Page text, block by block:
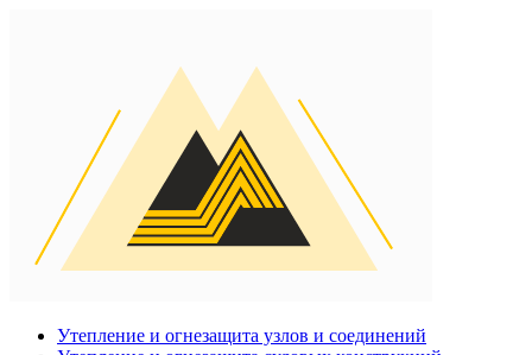
Утепление и огнезащита узлов и соединений